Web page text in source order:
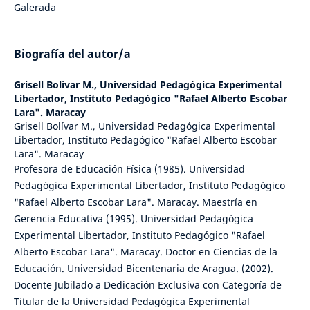
Galerada
Biografía del autor/a
Grisell Bolívar M., Universidad Pedagógica Experimental
Libertador, Instituto Pedagógico "Rafael Alberto Escobar
Lara". Maracay
Grisell Bolívar M., Universidad Pedagógica Experimental
Libertador, Instituto Pedagógico "Rafael Alberto Escobar
Lara". Maracay
Profesora de Educación Física (1985). Universidad
Pedagógica Experimental Libertador, Instituto Pedagógico
"Rafael Alberto Escobar Lara". Maracay. Maestría en
Gerencia Educativa (1995). Universidad Pedagógica
Experimental Libertador, Instituto Pedagógico "Rafael
Alberto Escobar Lara". Maracay. Doctor en Ciencias de la
Educación. Universidad Bicentenaria de Aragua. (2002).
Docente Jubilado a Dedicación Exclusiva con Categoría de
Titular de la Universidad Pedagógica Experimental